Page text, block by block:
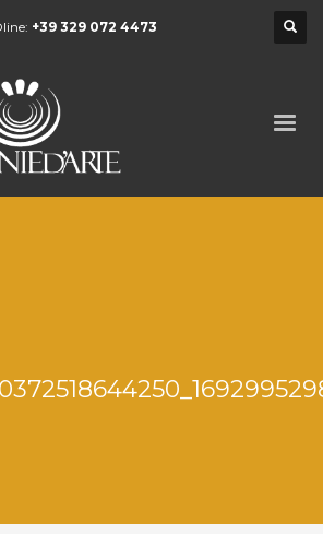
+39 329 072 4473